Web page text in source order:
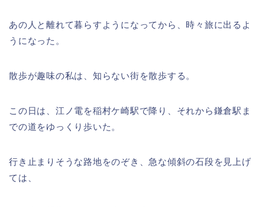
あの人と離れて暮らすようになってから、時々旅に出るよ
うになった。
散歩が趣味の私は、知らない街を散歩する。
この日は、江ノ電を稲村ケ崎駅で降り、それから鎌倉駅ま
での道をゆっくり歩いた。
行き止まりそうな路地をのぞき、急な傾斜の石段を見上げ
ては、